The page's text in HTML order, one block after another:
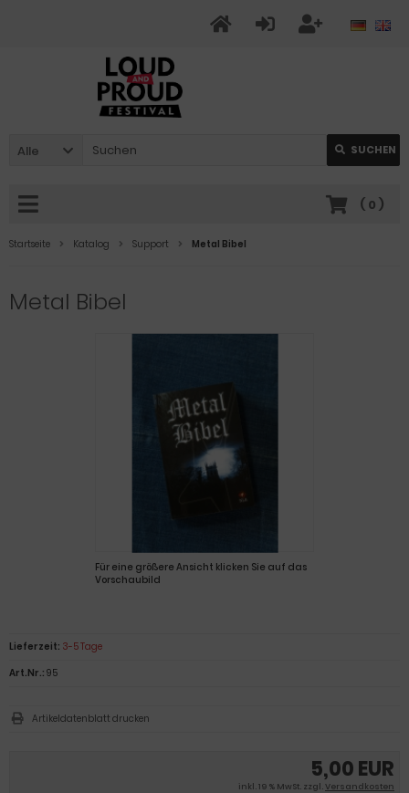
Alle SUCHEN
( 0 )
Startseite Katalog Support Metal Bibel
Metal Bibel
Für eine größere Ansicht klicken Sie auf das
Vorschaubild
5,00 EUR
inkl. 19 % MwSt. zzgl.Versandkosten
Lieferzeit: 3-5 Tage
Art.Nr.: 95
Artikeldatenblatt drucken